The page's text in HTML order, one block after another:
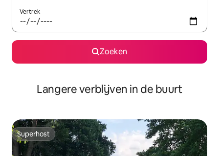
Vertrek
Zoeken
Langere verblijven in de buurt
Superhost
Superhost